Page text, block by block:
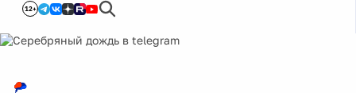
12+